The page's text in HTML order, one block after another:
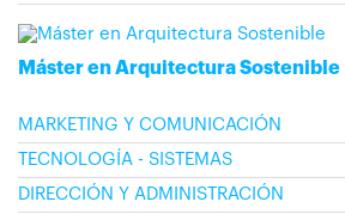
Máster en Arquitectura Sostenible
MARKETING Y COMUNICACIÓN
TECNOLOGÍA - SISTEMAS
DIRECCIÓN Y ADMINISTRACIÓN